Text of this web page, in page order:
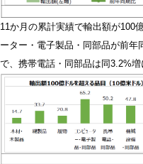
11か月の累計実績で輸出額が100
ーター・電子製品・同部品が前
で、携帯電話・同部品は同3.2%増